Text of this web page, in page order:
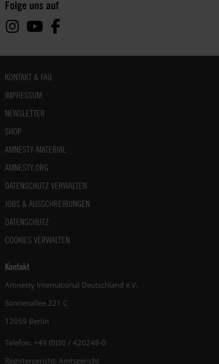
Folge uns auf
Fußbereich
KONTAKT & FAQ
IMPRESSUM
NEWSLETTER
SHOP
AMNESTY-MATERIAL
AMNESTY.ORG
DATENSCHUTZ VERWALTEN
JOBS & AUSSCHREIBUNGEN
DATENSCHUTZ
COOKIES VERWALTEN
Kontakt
Amnesty International Deutschland e.V.
Sonnenallee 221 C
12059 Berlin
Telefon: +49 (0)30 / 420248-0
Registergericht: Amtsgericht